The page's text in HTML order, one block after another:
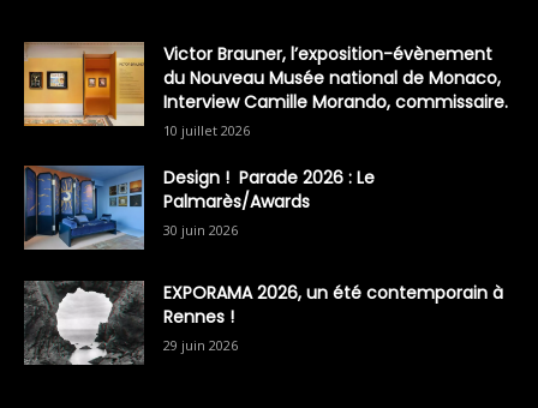
Victor Brauner, l’exposition-évènement
du Nouveau Musée national de Monaco,
Interview Camille Morando, commissaire.
10 juillet 2026
Design ! Parade 2026 : Le
Palmarès/Awards
30 juin 2026
EXPORAMA 2026, un été contemporain à
Rennes !
29 juin 2026